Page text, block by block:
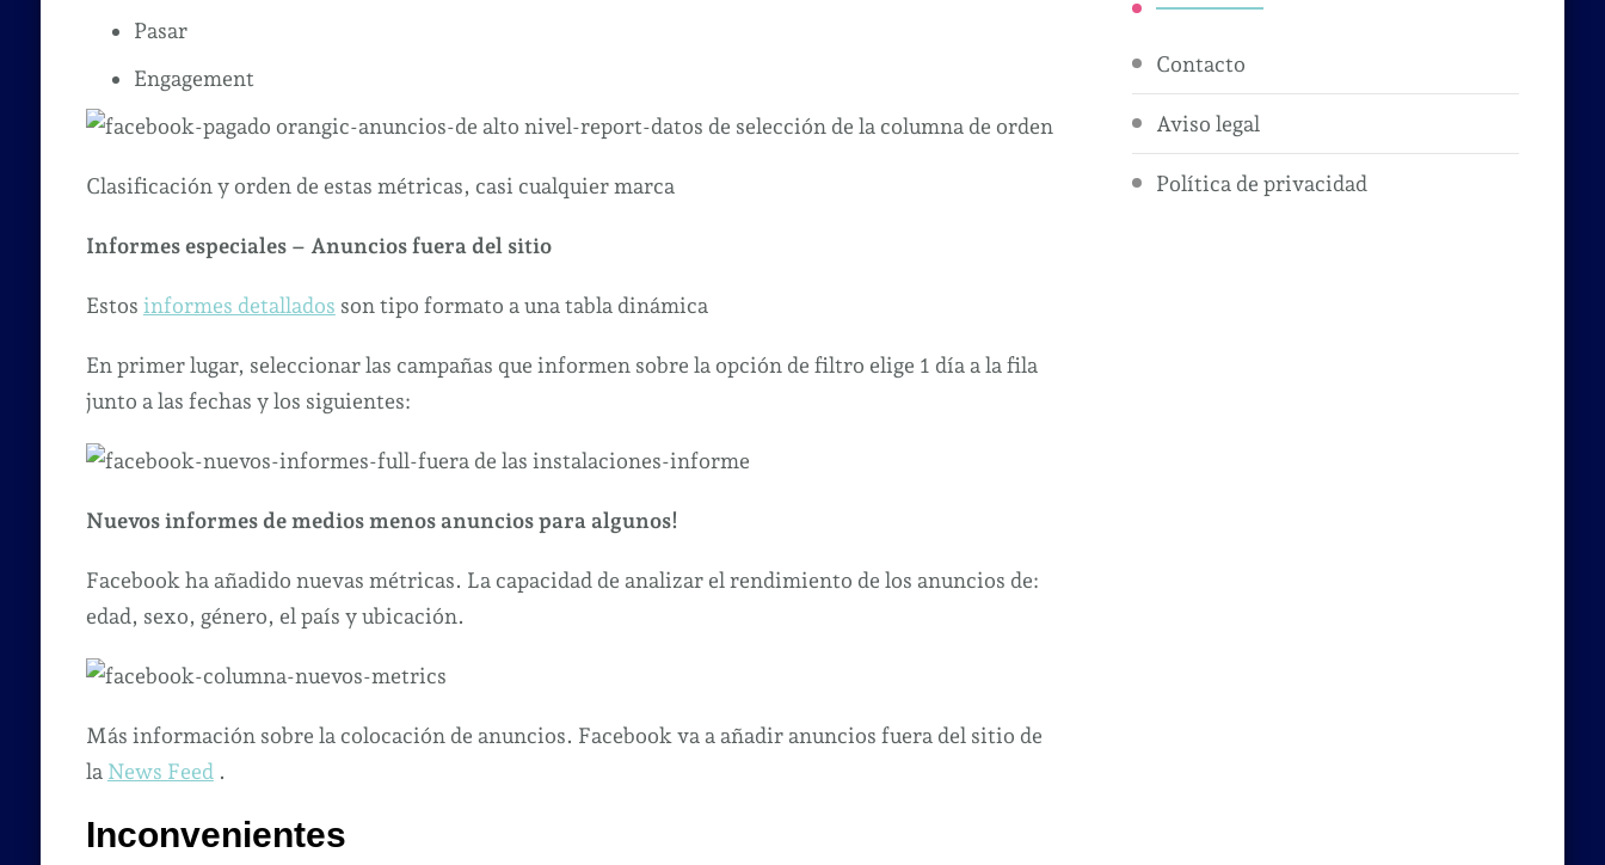
Pasar
Engagement
Clasificación y orden de estas métricas, casi cualquier marca
Informes especiales – Anuncios fuera del sitio
Estos informes detallados son tipo formato a una tabla dinámica
En primer lugar, seleccionar las campañas que informen sobre la opción de filtro elige 1 día a la fila
junto a las fechas y los siguientes:
Nuevos informes de medios menos anuncios para algunos!
Facebook ha añadido nuevas métricas. La capacidad de analizar el rendimiento de los anuncios de:
edad, sexo, género, el país y ubicación.
Más información sobre la colocación de anuncios. Facebook va a añadir anuncios fuera del sitio de
la News Feed .
Inconvenientes
Contacto
Aviso legal
Política de privacidad